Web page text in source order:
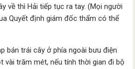
về thì Hải tiếp tục ra tay. (Mọi người
Quyết định giám đốc thẩm có thể
bán trái cây ở phía ngoài bưu điện
vài trăm mét, nếu tính thời gian đi bộ